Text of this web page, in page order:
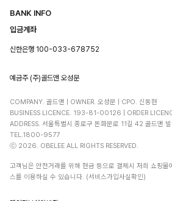
BANK INFO
입금계좌
신한은행 100-033-678752
예금주 (주)골드앤 오성문
COMPANY. 골드앤 | OWNER. 오성문 | CPO. 신동현
BUSINESS LICENCE. 193-81-00126 | ORDER
ADDRESS. 서울특별시 종로구 돈화문로 11길 42 골드앤
TEL.1800-9577
ⓒ 2026. OBELEE ALL RIGHTS RESERVED.
고객님은 안전거래를 위해 현금 등으로 결제시 저희 쇼핑몰
스를 이용하실 수 있습니다. (서비스가입사실확인)